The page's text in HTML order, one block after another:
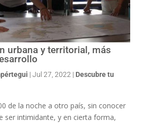
urbana y territorial, más
| Jul 27, 2022 | Descubre tu
de la noche a otro país, sin conocer
ser intimidante, y en cierta forma,